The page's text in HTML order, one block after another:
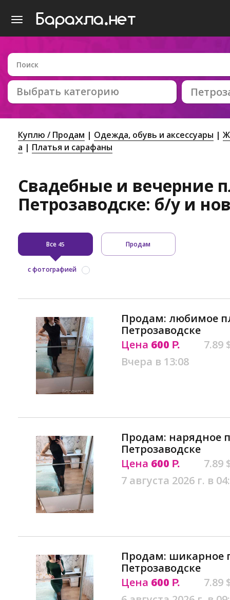
Выбрать категорию
Куплю / Продам Одежда, обувь и аксессуары
а
Платья и сарафаны
Свадебные и вечерние
Петрозаводске: б/у и
Все 45 Продам
с фотографией
Продам: любимое
Петрозаводске
Цена 600 Р.
7.89
Вчера в 13:08
Продам: нарядное
Петрозаводске
Цена 600 Р.
7.89
7 августа 2026 г. в
Продам: шикарное
Петрозаводске
Цена 600 Р.
7.89